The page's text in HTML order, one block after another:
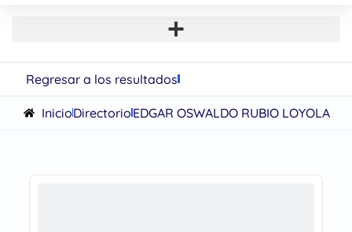
Regresar a los resultados
InicioDirectorioEDGAR OSWALDO RUBIO LOYOLA